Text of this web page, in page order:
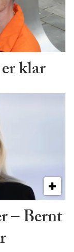
klar
– Bernt